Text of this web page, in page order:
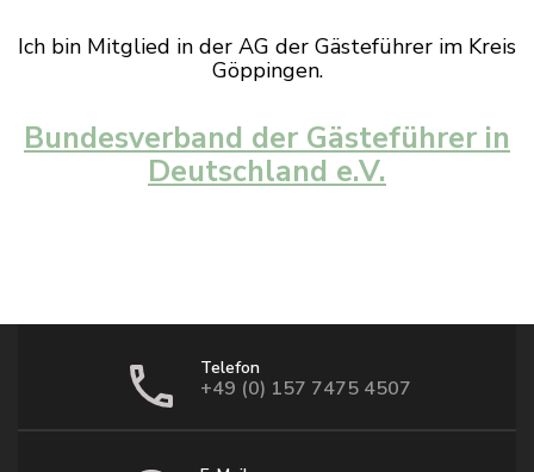
Ich bin Mitglied in der AG der Gästeführer im Kreis
Göppingen.
Bundesverband der Gästeführer in
Deutschland e.V.
Telefon
+49 (0) 157 7475 4507